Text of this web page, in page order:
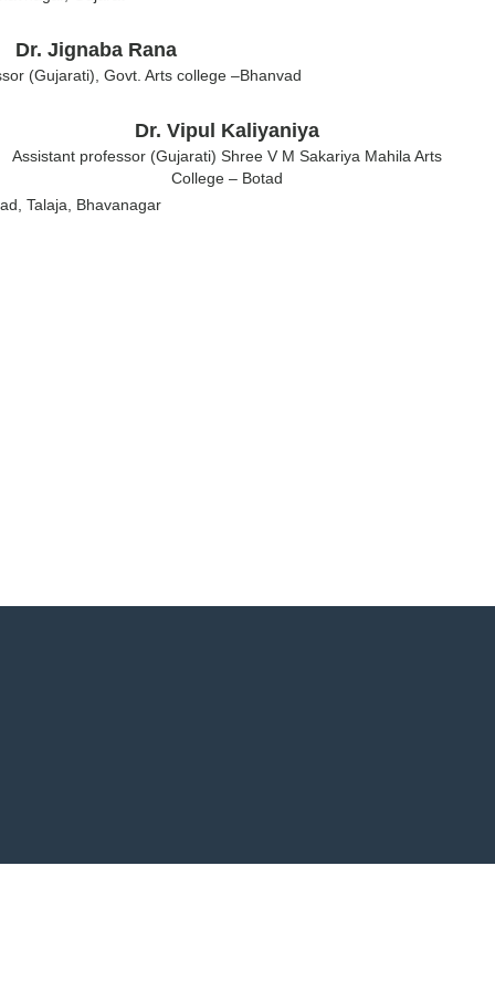
Dr. Jignaba Rana
(Gujarati), Govt. Arts college –Bhanvad
Dr. Vipul Kaliyaniya
Assistant professor (Gujarati) Shree V M Sakariya Mahila Arts
College – Botad
Talaja, Bhavanagar